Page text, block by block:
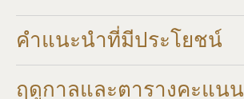
คำแนะนำที่มีประโยชน์
ฤดูกาลและตารางคะแนน​